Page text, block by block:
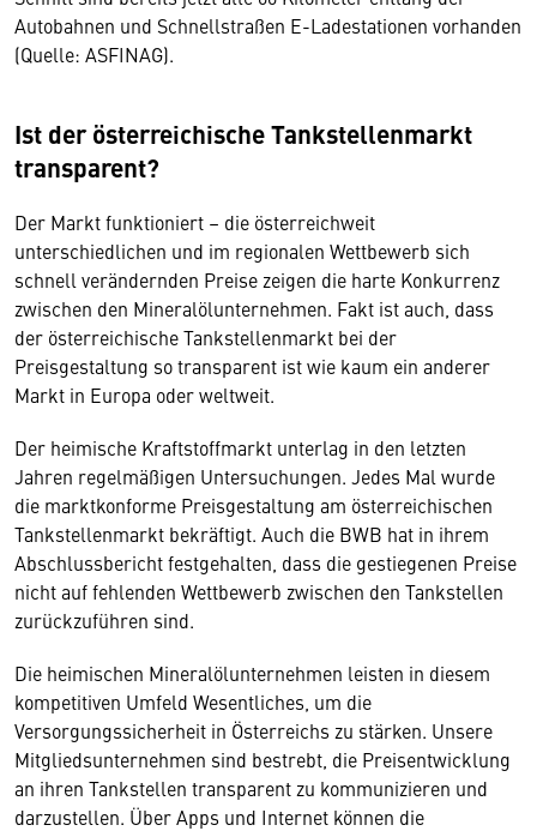
Autobahnen und Schnellstraßen E-Ladestationen vorhanden
(Quelle: ASFINAG).
Ist der österreichische Tankstellenmarkt
transparent?
Der Markt funktioniert – die österreichweit
unterschiedlichen und im regionalen Wettbewerb sich
schnell verändernden Preise zeigen die harte Konkurrenz
zwischen den Mineralölunternehmen. Fakt ist auch, dass
der österreichische Tankstellenmarkt bei der
Preisgestaltung so transparent ist wie kaum ein anderer
Markt in Europa oder weltweit.
Der heimische Kraftstoffmarkt unterlag in den letzten
Jahren regelmäßigen Untersuchungen. Jedes Mal wurde
die marktkonforme Preisgestaltung am österreichischen
Tankstellenmarkt bekräftigt. Auch die BWB hat in ihrem
Abschlussbericht festgehalten, dass die gestiegenen Preise
nicht auf fehlenden Wettbewerb zwischen den Tankstellen
zurückzuführen sind.
Die heimischen Mineralölunternehmen leisten in diesem
kompetitiven Umfeld Wesentliches, um die
Versorgungssicherheit in Österreichs zu stärken. Unsere
Mitgliedsunternehmen sind bestrebt, die Preisentwicklung
an ihren Tankstellen transparent zu kommunizieren und
darzustellen. Über Apps und Internet können die